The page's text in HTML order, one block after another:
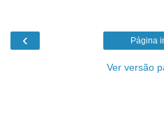
‹ Página
Ver versão